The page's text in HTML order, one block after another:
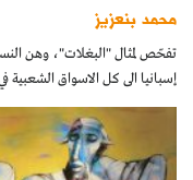
محمد بنعزيز
تفحّص لمثال "البغلات"، وهن
إسبانيا الى كل الاسواق الشعبية